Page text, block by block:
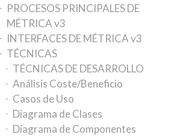
PROCESOS PRINCIPALES DE
MÉTRICA v3
INTERFACES DE MÉTRICA v3
TÉCNICAS
TÉCNICAS DE DESARROLLO
Análisis Coste/Beneficio
Casos de Uso
Diagrama de Clases
Diagrama de Componentes